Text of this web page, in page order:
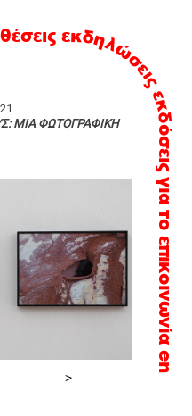
ΜΙΑ ΦΩΤΟΓΡΑΦΙΚΗ
εκδηλώσεις
εκδόσεις
για το
επικοινωνία
en